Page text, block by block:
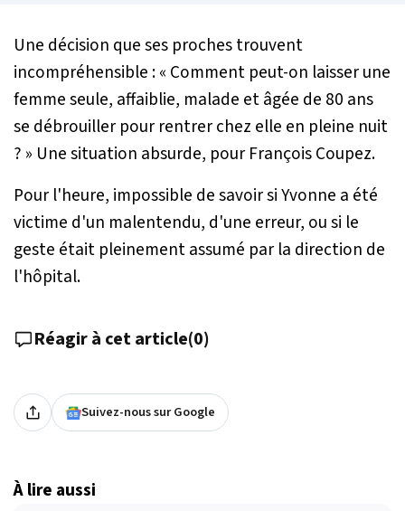
Une décision que ses proches trouvent
incompréhensible :« Comment peut-on laisser une
femme seule, affaiblie, malade et âgée de 80 ans
se débrouiller pour rentrer chez elle en pleine nuit
? » Une situation absurde, pour François Coupez.
Pour l'heure, impossible de savoir si Yvonne a été
victime d'un malentendu, d'une erreur, ou si le
geste était pleinement assumé par la direction de
l'hôpital.
Réagir à cet article(0)
Suivez-nous sur Google
À lire aussi